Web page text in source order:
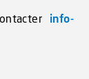
info-